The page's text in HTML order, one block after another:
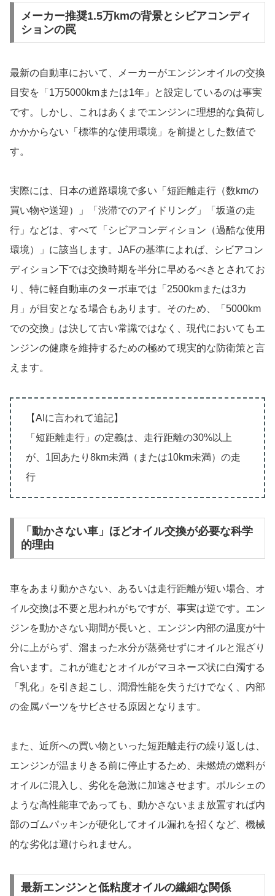
メーカー推奨1.5万kmの背景とシビアコンディ
ションの罠
最新の自動車において、メーカーがエンジンオイルの交換
目安を「1万5000kmまたは1年」と設定しているのは事実
です。しかし、これはあくまでエンジンに理想的な負荷し
かかからない「標準的な使用環境」を前提とした数値で
す。
実際には、日本の道路環境で多い「短距離走行（数kmの
買い物や送迎）」「渋滞でのアイドリング」「坂道の走
行」などは、すべて「シビアコンディション（過酷な使用
環境）」に該当します。JAFの基準によれば、シビアコン
ディション下では交換時期を半分に早めるべきとされてお
り、特に軽自動車のターボ車では「2500kmまたは3カ
月」が目安となる場合もあります。そのため、「5000km
での交換」は決して古い常識ではなく、現代においてもエ
ンジンの健康を維持するための極めて現実的な防衛策と言
えます。
【AIに言われて追記】
「短距離走行」の定義は、走行距離の30%以上
が、1回あたり8km未満（または10km未満）の走
行
「動かさない車」ほどオイル交換が必要な科学
的理由
車をあまり動かさない、あるいは走行距離が短い場合、オ
イル交換は不要と思われがちですが、事実は逆です。エン
ジンを動かさない期間が長いと、エンジン内部の温度が十
分に上がらず、溜まった水分が蒸発せずにオイルと混ざり
合います。これが進むとオイルがマヨネーズ状に白濁する
「乳化」を引き起こし、潤滑性能を失うだけでなく、内部
の金属パーツをサビさせる原因となります。
また、近所への買い物といった短距離走行の繰り返しは、
エンジンが温まりきる前に停止するため、未燃焼の燃料が
オイルに混入し、劣化を急激に加速させます。ポルシェの
ような高性能車であっても、動かさないまま放置すれば内
部のゴムパッキンが硬化してオイル漏れを招くなど、機械
的な劣化は避けられません。
最新エンジンと低粘度オイルの繊細な関係